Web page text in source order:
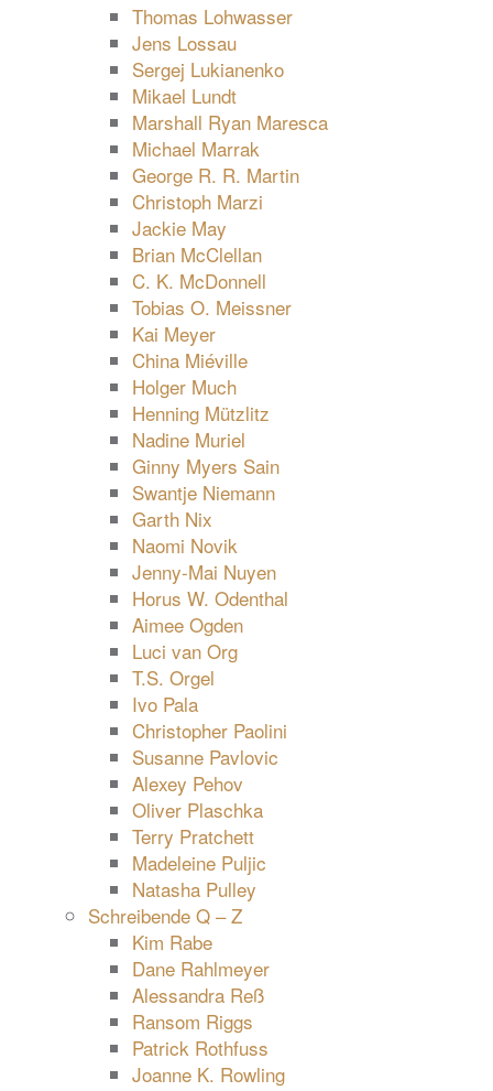
Thomas Lohwasser
Jens Lossau
Sergej Lukianenko
Mikael Lundt
Marshall Ryan Maresca
Michael Marrak
George R. R. Martin
Christoph Marzi
Jackie May
Brian McClellan
C. K. McDonnell
Tobias O. Meissner
Kai Meyer
China Miéville
Holger Much
Henning Mützlitz
Nadine Muriel
Ginny Myers Sain
Swantje Niemann
Garth Nix
Naomi Novik
Jenny-Mai Nuyen
Horus W. Odenthal
Aimee Ogden
Luci van Org
T.S. Orgel
Ivo Pala
Christopher Paolini
Susanne Pavlovic
Alexey Pehov
Oliver Plaschka
Terry Pratchett
Madeleine Puljic
Natasha Pulley
Schreibende Q – Z
Kim Rabe
Dane Rahlmeyer
Alessandra Reß
Ransom Riggs
Patrick Rothfuss
Joanne K. Rowling